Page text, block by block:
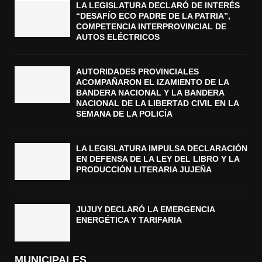
LA LEGISLATURA DECLARÓ DE INTERÉS
“DESAFÍO ECO PADRE DE LA PATRIA”,
COMPETENCIA INTERPROVINCIAL DE
AUTOS ELÉCTRICOS
AUTORIDADES PROVINCIALES
ACOMPAÑARON EL IZAMIENTO DE LA
BANDERA NACIONAL Y LA BANDERA
NACIONAL DE LA LIBERTAD CIVIL EN LA
SEMANA DE LA POLICÍA
LA LEGISLATURA IMPULSA DECLARACIÓN
EN DEFENSA DE LA LEY DEL LIBRO Y LA
PRODUCCIÓN LITERARIA JUJEÑA
JUJUY DECLARÓ LA EMERGENCIA
ENERGÉTICA Y TARIFARIA
MUNICIPALES